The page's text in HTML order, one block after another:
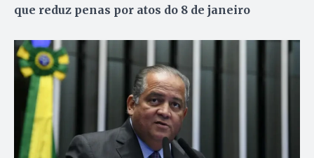
que reduz penas por atos do 8 de janeiro